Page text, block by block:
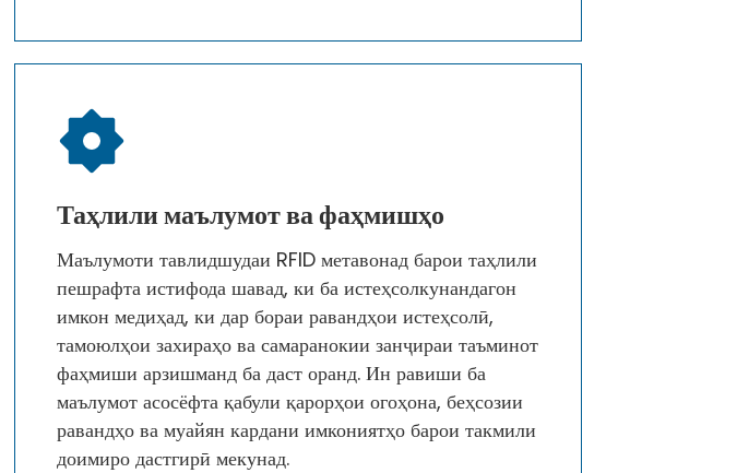
Таҳлили маълумот ва фаҳмишҳо
Маълумоти тавлидшудаи RFID метавонад барои таҳлили
пешрафта истифода шавад, ки ба истеҳсолкунандагон
имкон медиҳад, ки дар бораи равандҳои истеҳсолӣ,
тамоюлҳои захираҳо ва самаранокии занҷираи таъминот
фаҳмиши арзишманд ба даст оранд. Ин равиши ба
маълумот асосёфта қабули қарорҳои огоҳона, беҳсозии
равандҳо ва муайян кардани имкониятҳо барои такмили
доимиро дастгирӣ мекунад.